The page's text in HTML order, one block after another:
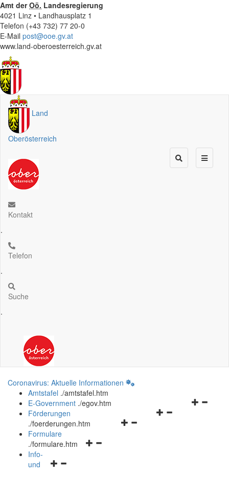
Amt derOö. Landesregierung
4021 Linz • Landhausplatz 1
Telefon (+43 732) 77 20-0
E-Mail post@ooe.gv.at
www.land-oberoesterreich.gv.at
Land
Oberösterreich
Kontakt
.
Telefon
.
Suche
.
Coronavirus: Aktuelle Informationen
Amtstafel ./amtstafel.htm
Navigationsmenü
E-Government ./egov.htm
Navigationsmenü
Förderungen
./foerderungen.htm
Navigationsmenü
Formulare
./formulare.htm
Navigationsmenü
Info-
und